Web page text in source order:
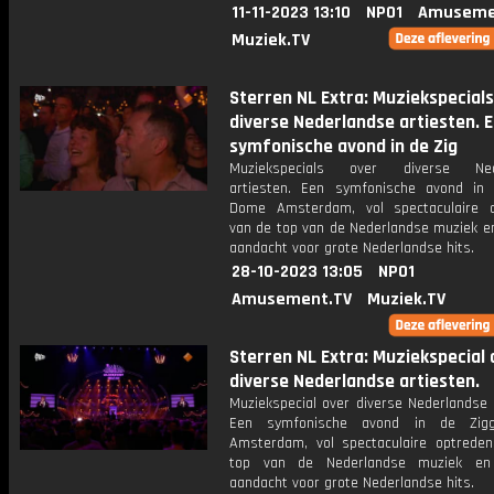
11-11-2023 13:10 NPO1
Muziek.TV
Sterren NL Extra:
diverse Nederlandse artiesten.
symfonische avond in de Zig
Muziekspecials over diverse
artiesten. Een symfonische avond in
Dome Amsterdam, vol spectaculaire
van de top van de Nederlandse muziek
aandacht voor grote Nederlandse hits.
28-10-2023 13:05
NPO1
Amusement.TV
Muziek.TV
Sterren NL Extra: Muziekspecial
diverse Nederlandse artiesten.
Muziekspecial over diverse
Een symfonische avond in de
Amsterdam, vol spectaculaire
top van de Nederlandse muziek en
aandacht voor grote Nederlandse hits.